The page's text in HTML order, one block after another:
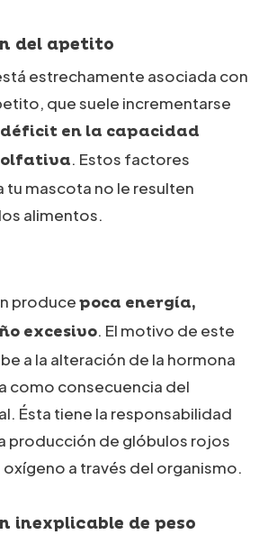
del apetito
estrechamente asociada con
que suele incrementarse
déficit en la capacidad
. Estos factores
tu mascota no le resulten
alimentos.
producepoca energía,
excesivo. El motivo de este
a la alteración de la hormona
como consecuencia del
Ésta tiene la responsabilidad
producción de glóbulos rojos
a través del organismo.
inexplicable de peso